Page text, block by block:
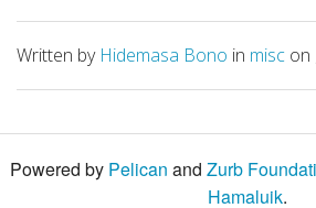
Written by Hidemasa Bono in misc on
Powered by Pelican and Zurb
Hamaluik.